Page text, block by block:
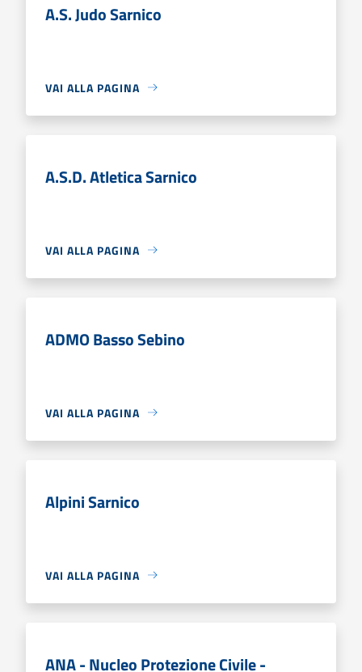
A.S. Judo Sarnico
VAI ALLA PAGINA
A.S.D. Atletica Sarnico
VAI ALLA PAGINA
ADMO Basso Sebino
VAI ALLA PAGINA
Alpini Sarnico
VAI ALLA PAGINA
ANA - Nucleo Protezione Civile -